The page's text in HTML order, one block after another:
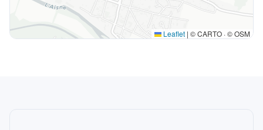
Leaflet | © CARTO · © OSM